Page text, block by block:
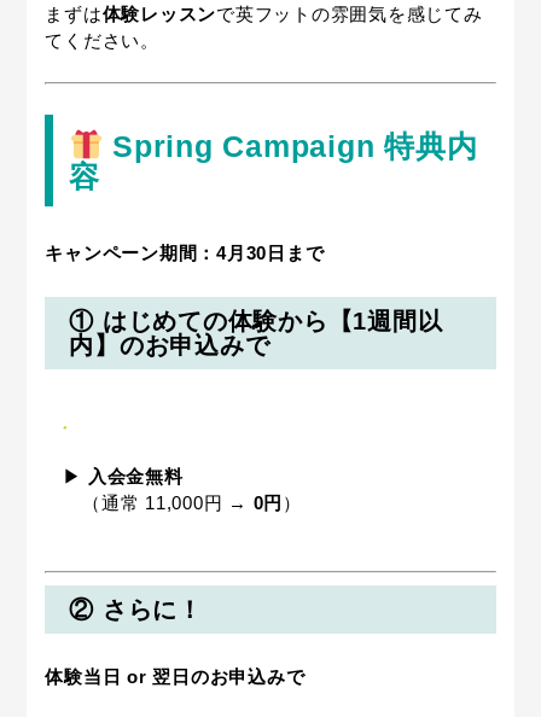
まずは体験レッスンで英フットの雰囲気を感じてみ
てください。
Spring Campaign 特典内
容
キャンペーン期間：4月30日まで
① はじめての体験から【1週間以
内】のお申込みで
▶︎
入会金無料
（通常 11,000円 → 0円 ）
② さらに！
体験当日 or 翌日のお申込みで